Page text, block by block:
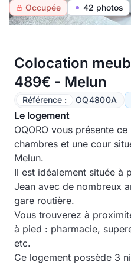
Occupée 42 photos
Colocation
489€ - Melun
Référence : OQ4800A
Le logement
OQORO vous présente
chambres et une cour
Melun.
Il est idéalement située à
Jean avec de nombreux
gare routière.
Vous trouverez à
à pied : pharmacie,
etc.
Ce logement possède 3